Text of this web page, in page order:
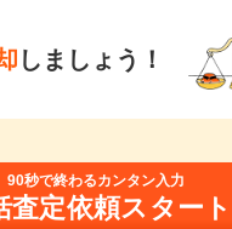
しましょう！
90秒で終わるカンタン入力
査定依頼スタート